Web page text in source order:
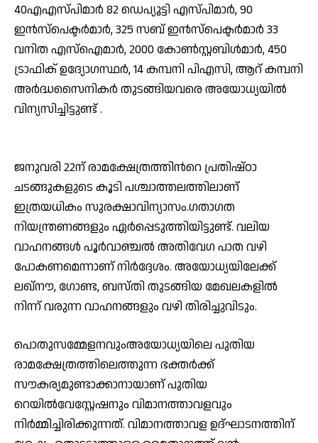
40എഎസ്‌പിമാര്‍ 82 ഡെപ്യൂട്ടി എസ്‌പിമാര്‍, 90
ഇന്‍സ്‌പെക്ടര്‍മാര്‍, 325 സബ്‌ ഇന്‍സ്‌പെക്ടര്‍മാര്‍ 33
വനിത എസ്‌ഐമാര്‍, 2000 കോണ്‍സ്റ്റബിള്‍മാര്‍, 450
ട്രാഫിക് ഉദ്യോഗസ്ഥര്‍, 14 കമ്പനി പിഎസി, ആറ് കമ്പനി
അര്‍ദ്ധസൈനികര്‍ തുടങ്ങിയവരെ അയോധ്യയില്‍
വിന്യസിച്ചിട്ടുണ്ട് .
ജനുവരി 22ന് രാമക്ഷേത്രത്തിന്‍റെ പ്രതിഷ്ഠാ
ചടങ്ങുകളുടെ കൂടി പശ്ചാത്തലത്തിലാണ്
ഇത്രയധികം സുരക്ഷാവിന്യാസം.ഗതാഗത
നിയന്ത്രണങ്ങളും ഏര്‍പ്പെടുത്തിയിട്ടുണ്ട്. വലിയ
വാഹനങ്ങള്‍ പൂര്‍വാഞ്ചല്‍ അതിവേഗ പാത വഴി
പോകണമെന്നാണ് നിര്‍ദ്ദേശം. അയോധ്യയിലേക്ക്
ലഖ്‌നൗ, ഗോണ്ട, ബസ്‌തി തുടങ്ങിയ മേഖലകളില്‍
നിന്ന് വരുന്ന വാഹനങ്ങളും വഴി തിരിച്ചുവിടും.
പൊതുസമ്മേളനവുംഅയോധ്യയിലെ പുതിയ
രാമക്ഷേത്രത്തിലെത്തുന്ന ഭക്തര്‍ക്ക്
സൗകര്യമുണ്ടാക്കാനായാണ് പുതിയ
റെയില്‍വേസ്റ്റേഷനും വിമാനത്താവളവും
നിര്‍മ്മിച്ചിരിക്കുന്നത്. വിമാനത്താവള ഉദ്ഘാടനത്തിന്